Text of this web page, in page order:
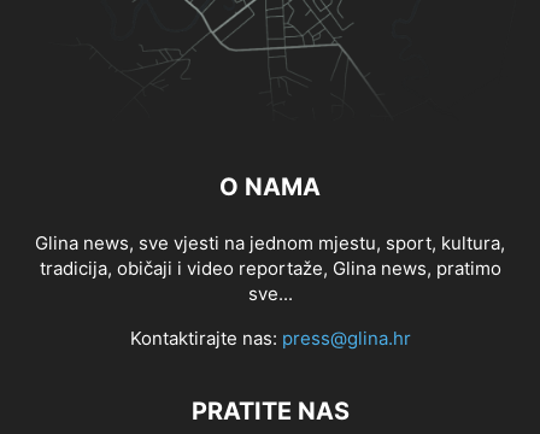
O NAMA
Glina news, sve vjesti na jednom mjestu, sport, kultura,
tradicija, običaji i video reportaže, Glina news, pratimo
sve...
Kontaktirajte nas: press@glina.hr
PRATITE NAS